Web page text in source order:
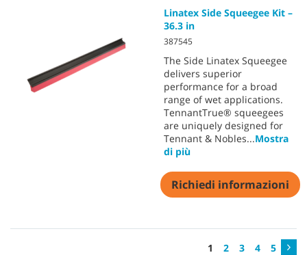
Linatex Side Squeegee Kit –
36.3 in
387545
The Side Linatex Squeegee
delivers superior
performance for a broad
range of wet applications.
TennantTrue® squeegees
are uniquely designed for
Tennant & Nobles...Mostra
di più
Richiedi informazioni
1 2 3 4 5